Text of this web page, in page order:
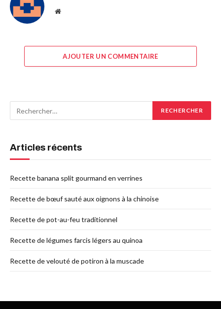
Site
AJOUTER UN COMMENTAIRE
Articles récents
Recette banana split gourmand en verrines
Recette de bœuf sauté aux oignons à la chinoise
Recette de pot-au-feu traditionnel
Recette de légumes farcis légers au quinoa
Recette de velouté de potiron à la muscade